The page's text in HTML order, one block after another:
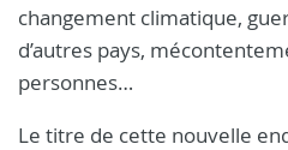
changement climatique,
d’autres pays,
personnes…
Le titre de cette nouvelle